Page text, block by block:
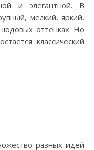
и элегантной. В
мелкий, яркий,
оттенках. Но
классический
разных идей